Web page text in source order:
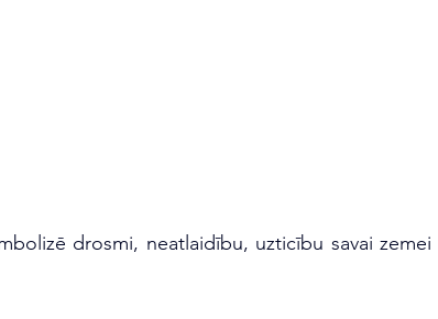
drosmi, neatlaidību, uzticību savai zemei